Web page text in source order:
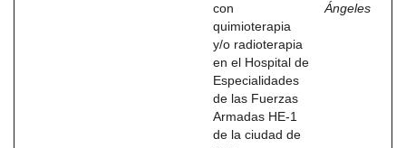
con
quimioterapia
y/o radioterapia
en el Hospital de
Especialidades
de las Fuerzas
Armadas HE-1
de la ciudad de
Ángeles